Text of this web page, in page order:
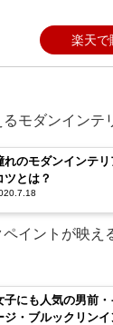
楽天で
モダンインテ
れのモダンインテ
ツとは？
イントが映え
子にも人気の男前
ジ・ブルックリン